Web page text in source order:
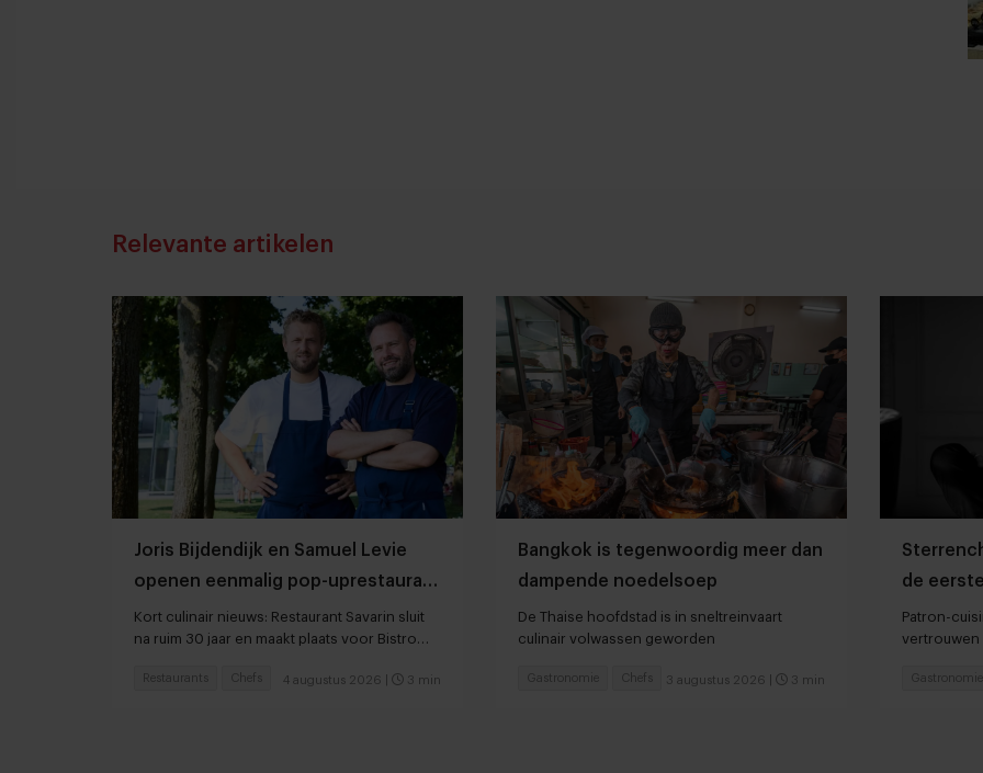
Relevante artikelen
Joris Bijdendijk en Samuel Levie
openen eenmalig pop-uprestaurant
Café de Lepel
Kort culinair nieuws: Restaurant Savarin sluit
na ruim 30 jaar en maakt plaats voor Bistro
4 augustus 2026 3 min
Restaurants Chefs
Bangkok is tegenwoordig meer dan
dampende noedelsoep
De Thaise hoofdstad is in sneltreinvaart
culinair volwassen geworden
3 augustus 2026 3 min
Gastronomie Chefs
de
kaarten”
Patron-
vertrouwen
Gastronomie